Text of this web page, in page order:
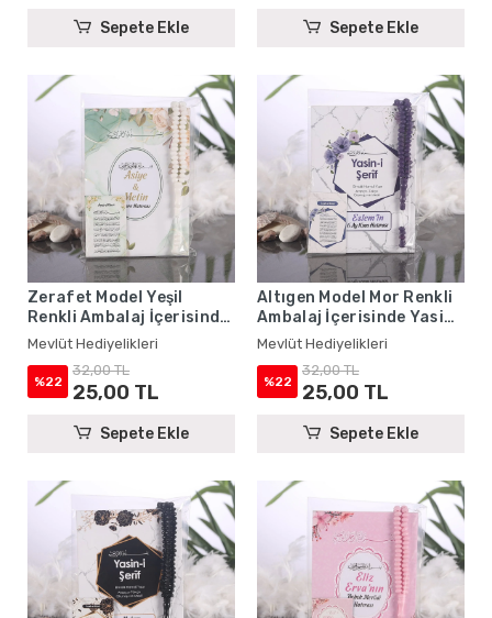
Sepete Ekle Sepete Ekle
Zerafet Model Yeşil
Renkli Ambalaj İçerisinde
Yasin Kitabı, Magnet ve
Tesbih - Mevlüt
Hediyelikleri
Mevlüt Hediyelikleri
%22
32,00 TL
25,00 TL
Sepete Ekle
Altıgen Model Mor Renkli
Ambalaj İçerisinde Yasin
Kitabı, Magnet ve Tesbih -
Mevlüt Hediyelikleri
Mevlüt Hediyelikleri
%22
32,00 TL
25,00 TL
Sepete Ekle